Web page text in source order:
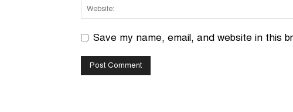
Save my name, email, and website in this